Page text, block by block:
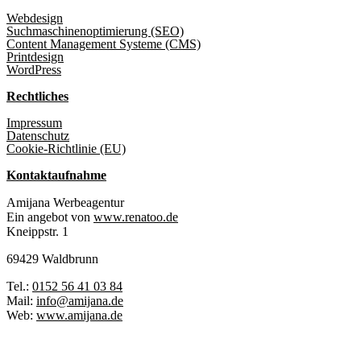
Webdesign
Suchmaschinenoptimierung (SEO)
Content Management Systeme (CMS)
Printdesign
WordPress
Rechtliches
Impressum
Datenschutz
Cookie-Richtlinie (EU)
Kontaktaufnahme
Amijana Werbeagentur
Ein angebot von www.renatoo.de
Kneippstr. 1
69429 Waldbrunn
Tel.: 0152 56 41 03 84
Mail: info@amijana.de
Web: www.amijana.de